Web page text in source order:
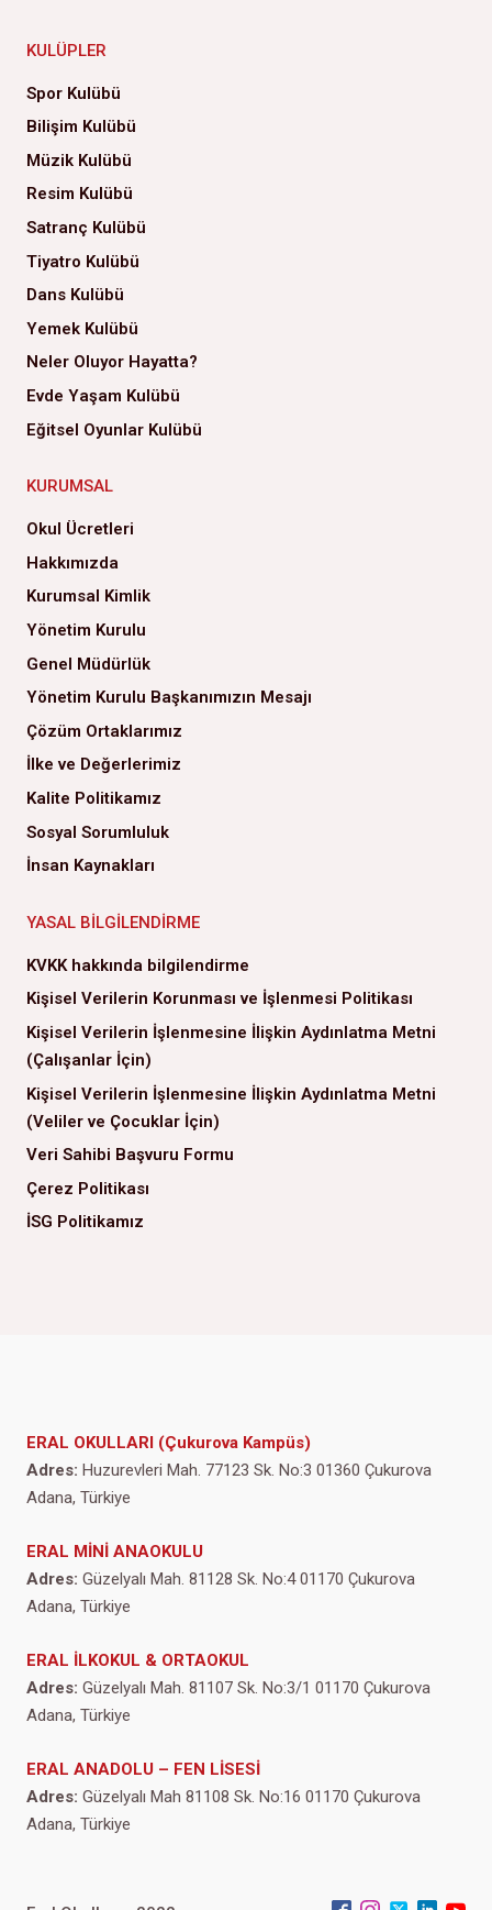
KULÜPLER
Spor Kulübü
Bilişim Kulübü
Müzik Kulübü
Resim Kulübü
Satranç Kulübü
Tiyatro Kulübü
Dans Kulübü
Yemek Kulübü
Neler Oluyor Hayatta?
Evde Yaşam Kulübü
Eğitsel Oyunlar Kulübü
KURUMSAL
Okul Ücretleri
Hakkımızda
Kurumsal Kimlik
Yönetim Kurulu
Genel Müdürlük
Yönetim Kurulu Başkanımızın Mesajı
Çözüm Ortaklarımız
İlke ve Değerlerimiz
Kalite Politikamız
Sosyal Sorumluluk
İnsan Kaynakları
YASAL BILGILENDIRME
KVKK hakkında bilgilendirme
Kişisel Verilerin Korunması ve İşlenmesi Politikası
Kişisel Verilerin İşlenmesine İlişkin Aydınlatma Metni
(Çalışanlar İçin)
Kişisel Verilerin İşlenmesine İlişkin Aydınlatma Metni
(Veliler ve Çocuklar İçin)
Veri Sahibi Başvuru Formu
Çerez Politikası
İSG Politikamız
ERAL OKULLARI (Çukurova Kampüs)
Adres: Huzurevleri Mah. 77123 Sk. No:3 01360 Çukurova
Adana, Türkiye
ERAL MİNİ ANAOKULU
Adres: Güzelyalı Mah. 81128 Sk. No:4 01170 Çukurova
Adana, Türkiye
ERAL İLKOKUL & ORTAOKUL
Adres: Güzelyalı Mah. 81107 Sk. No:3/1 01170 Çukurova
Adana, Türkiye
ERAL ANADOLU – FEN LİSESİ
Adres: Güzelyalı Mah 81108 Sk. No:16 01170 Çukurova
Adana, Türkiye